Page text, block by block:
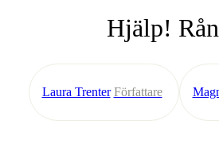
Hjälp!
Laura Trenter Författare